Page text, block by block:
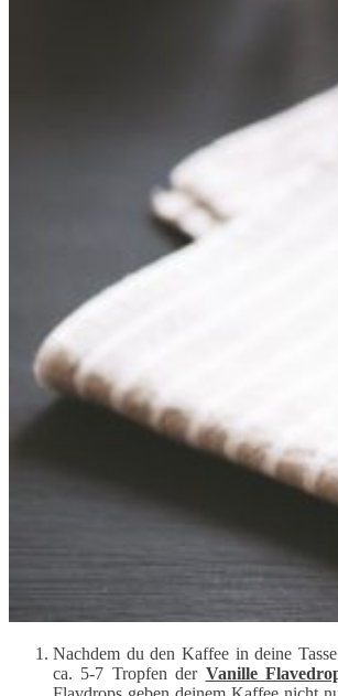
Nachdem du den Kaffee in deine
ca. 5-7 Tropfen der Vanille